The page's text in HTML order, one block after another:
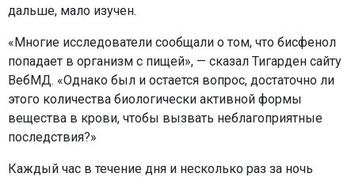
дальше, мало изучен.
«Многие исследователи сообщали о том, что бисфенол
попадает в организм с пищей», — сказал Тигарден сайту
ВебМД. «Однако был и остается вопрос, достаточно ли
этого количества биологически активной формы
вещества в крови, чтобы вызвать неблагоприятные
последствия?»
Каждый час в течение дня и несколько раз за ночь